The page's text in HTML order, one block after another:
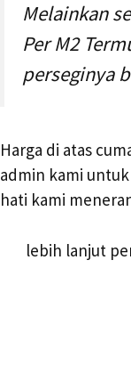
Melainkan
Per M2
perseginya
Harga di atas
admin kami
hati kami
lebih lanjut